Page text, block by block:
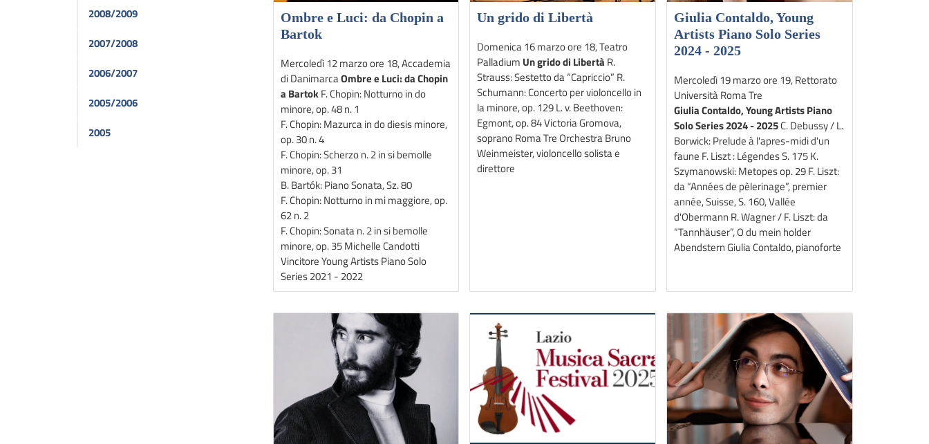
2008/2009
2007/2008
2006/2007
2005/2006
2005
Ombre e Luci: da Chopin a
Bartok
Mercoledì 12 marzo ore 18, Accademia
di DanimarcaOmbre e Luci: da Chopin
a BartokF. Chopin: Notturno in do
minore, op. 48 n. 1
F. Chopin: Mazurca in do diesis minore,
op. 30 n. 4
F. Chopin: Scherzo n. 2 in si bemolle
minore, op. 31
B. Bartók: Piano Sonata, Sz. 80
F. Chopin: Notturno in mi maggiore, op.
62 n. 2
F. Chopin: Sonata n. 2 in si bemolle
minore, op. 35 Michelle Candotti
Vincitore Young Artists Piano Solo
Series 2021 - 2022
Un grido di Libertà
Domenica 16 marzo ore 18, Teatro
Palladium Un grido di LibertàR.
Strauss: Sestetto da “Capriccio” R.
Schumann: Concerto per violoncello in
la minore, op. 129 L. v. Beethoven:
Egmont, op. 84 Victoria Gromova,
soprano Roma Tre Orchestra Bruno
Weinmeister, violoncello solista e
direttore
Giulia Contaldo, Young
Artists Piano Solo Series
2024 - 2025
Mercoledì 19 marzo ore 19, Rettorato
Università Roma Tre
Giulia Contaldo, Young Artists Piano
Solo Series 2024 - 2025C. Debussy / L.
Borwick: Prelude à l'apres-midi d'un
faune F. Liszt : Légendes S. 175 K.
Szymanowski: Metopes op. 29 F. Liszt:
da “Années de pèlerinage”, premier
année, Suisse, S. 160, Vallée
d'Obermann R. Wagner / F. Liszt: da
“Tannhäuser”, O du mein holder
Abendstern Giulia Contaldo, pianoforte